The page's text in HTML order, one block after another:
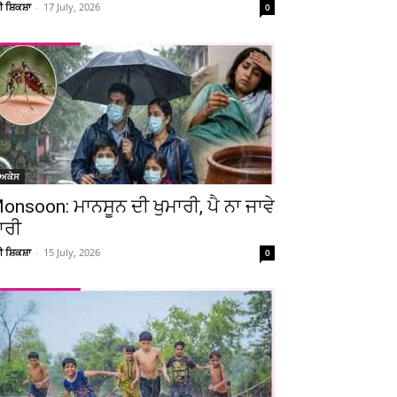
ਸ਼ਿਕਸ਼ਾ - 17 July, 2026 0
ਮਾਨਸੂਨ ਦੀ ਖੁਮਾਰੀ, ਪੈ ਨਾ ਜਾਵੇ
ਸ਼ਿਕਸ਼ਾ - 15 July, 2026 0